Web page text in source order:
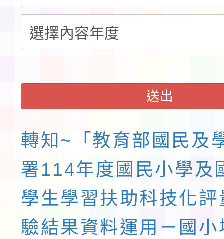
請一案
送出
轉知~「教育部國民及
署114年度國民小學及
學生學習扶助科技化
驗結果資料運用－國